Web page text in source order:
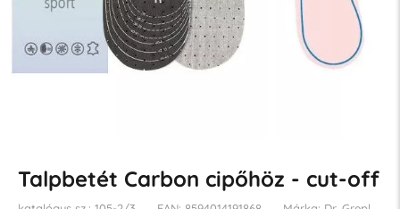
Talpbetét Carbon cipőhöz - cut-off